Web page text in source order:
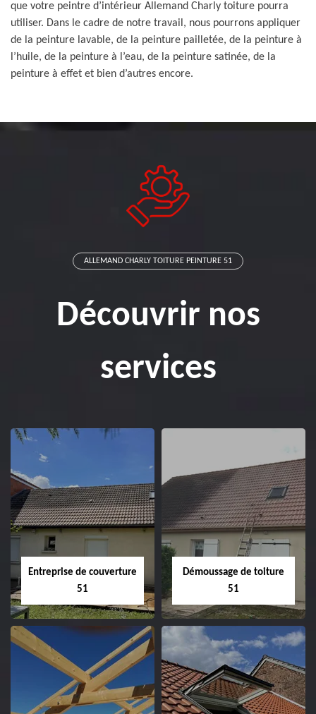
que votre peintre d’intérieur Allemand Charly toiture pourra
utiliser. Dans le cadre de notre travail, nous pourrons appliquer
de la peinture lavable, de la peinture pailletée, de la peinture à
l’huile, de la peinture à l’eau, de la peinture satinée, de la
peinture à effet et bien d’autres encore.
ALLEMAND CHARLY TOITURE PEINTURE 51
Découvrir nos
services
Entreprise de couverture
51
Entreprise de
Démoussage de toiture
51
Démoussage de